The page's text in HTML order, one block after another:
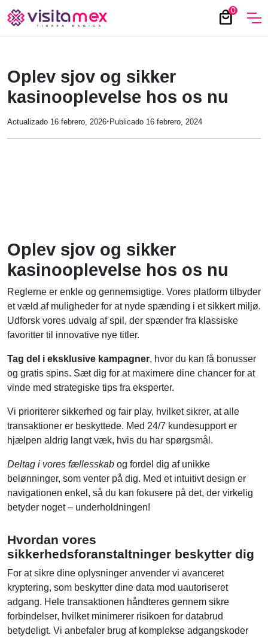
0
local_mall
Oplev sjov og sikker
kasinooplevelse hos os nu
Actualizado 16 febrero, 2026·Publicado 16 febrero, 2024
Oplev sjov og sikker
kasinooplevelse hos os nu
Reglerne er enkle og gennemsigtige. Vores platform tilbyder
et væld af muligheder for at nyde spænding i et sikkert miljø.
Udforsk vores udvalg af spil, der spænder fra klassiske
favoritter til innovative nye titler.
Tag del i eksklusive kampagner, hvor du kan få bonusser
og gratis spins. Sæt dig for at maximere dine chancer for at
vinde med strategiske tips fra eksperter.
Vi prioriterer sikkerhed og fair play, hvilket sikrer, at alle
transaktioner er beskyttede. Med 24/7 kundesupport er
hjælpen aldrig langt væk, hvis du har spørgsmål.
Deltag i vores fællesskab og fordel dig af unikke
belønninger, som venter på dig. Med et intuitivt design er
navigationen enkel, så du kan fokusere på det, der virkelig
betyder noget – underholdningen!
Hvordan vores
sikkerhedsforanstaltninger beskytter dig
For at sikre dine oplysninger anvender vi avanceret
kryptering, som beskytter dine data mod uautoriseret
adgang. Hele transaktionen håndteres gennem sikre
forbindelser, hvilket minimerer risikoen for databrud
betydeligt. Vi anbefaler brug af komplekse adgangskoder